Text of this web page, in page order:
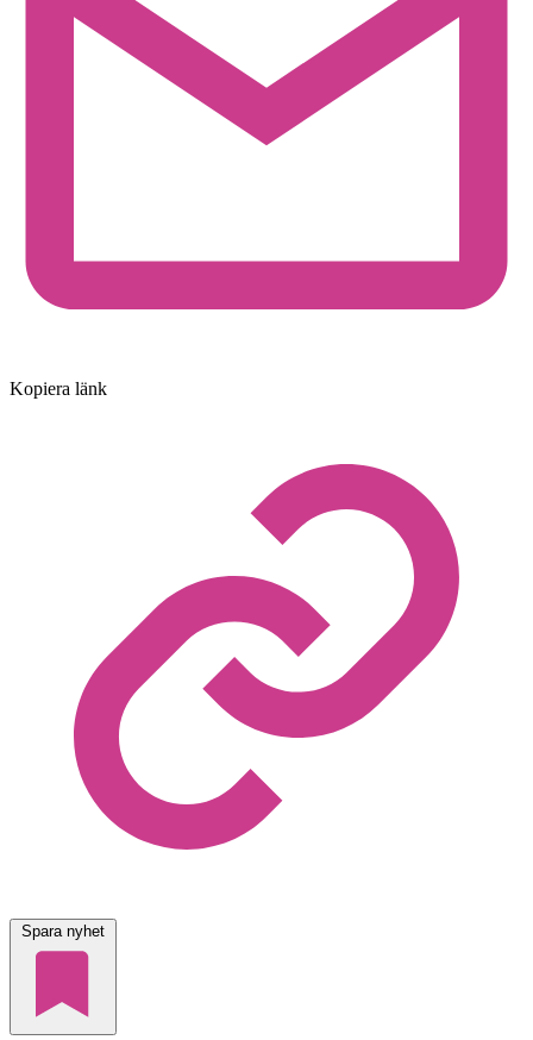
Kopiera länk
Spara nyhet